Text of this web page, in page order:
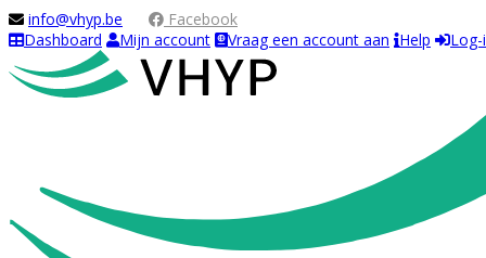
info@vhyp.be
Facebook
Dashboard
Mijn account Vraag een account aan Help Log-